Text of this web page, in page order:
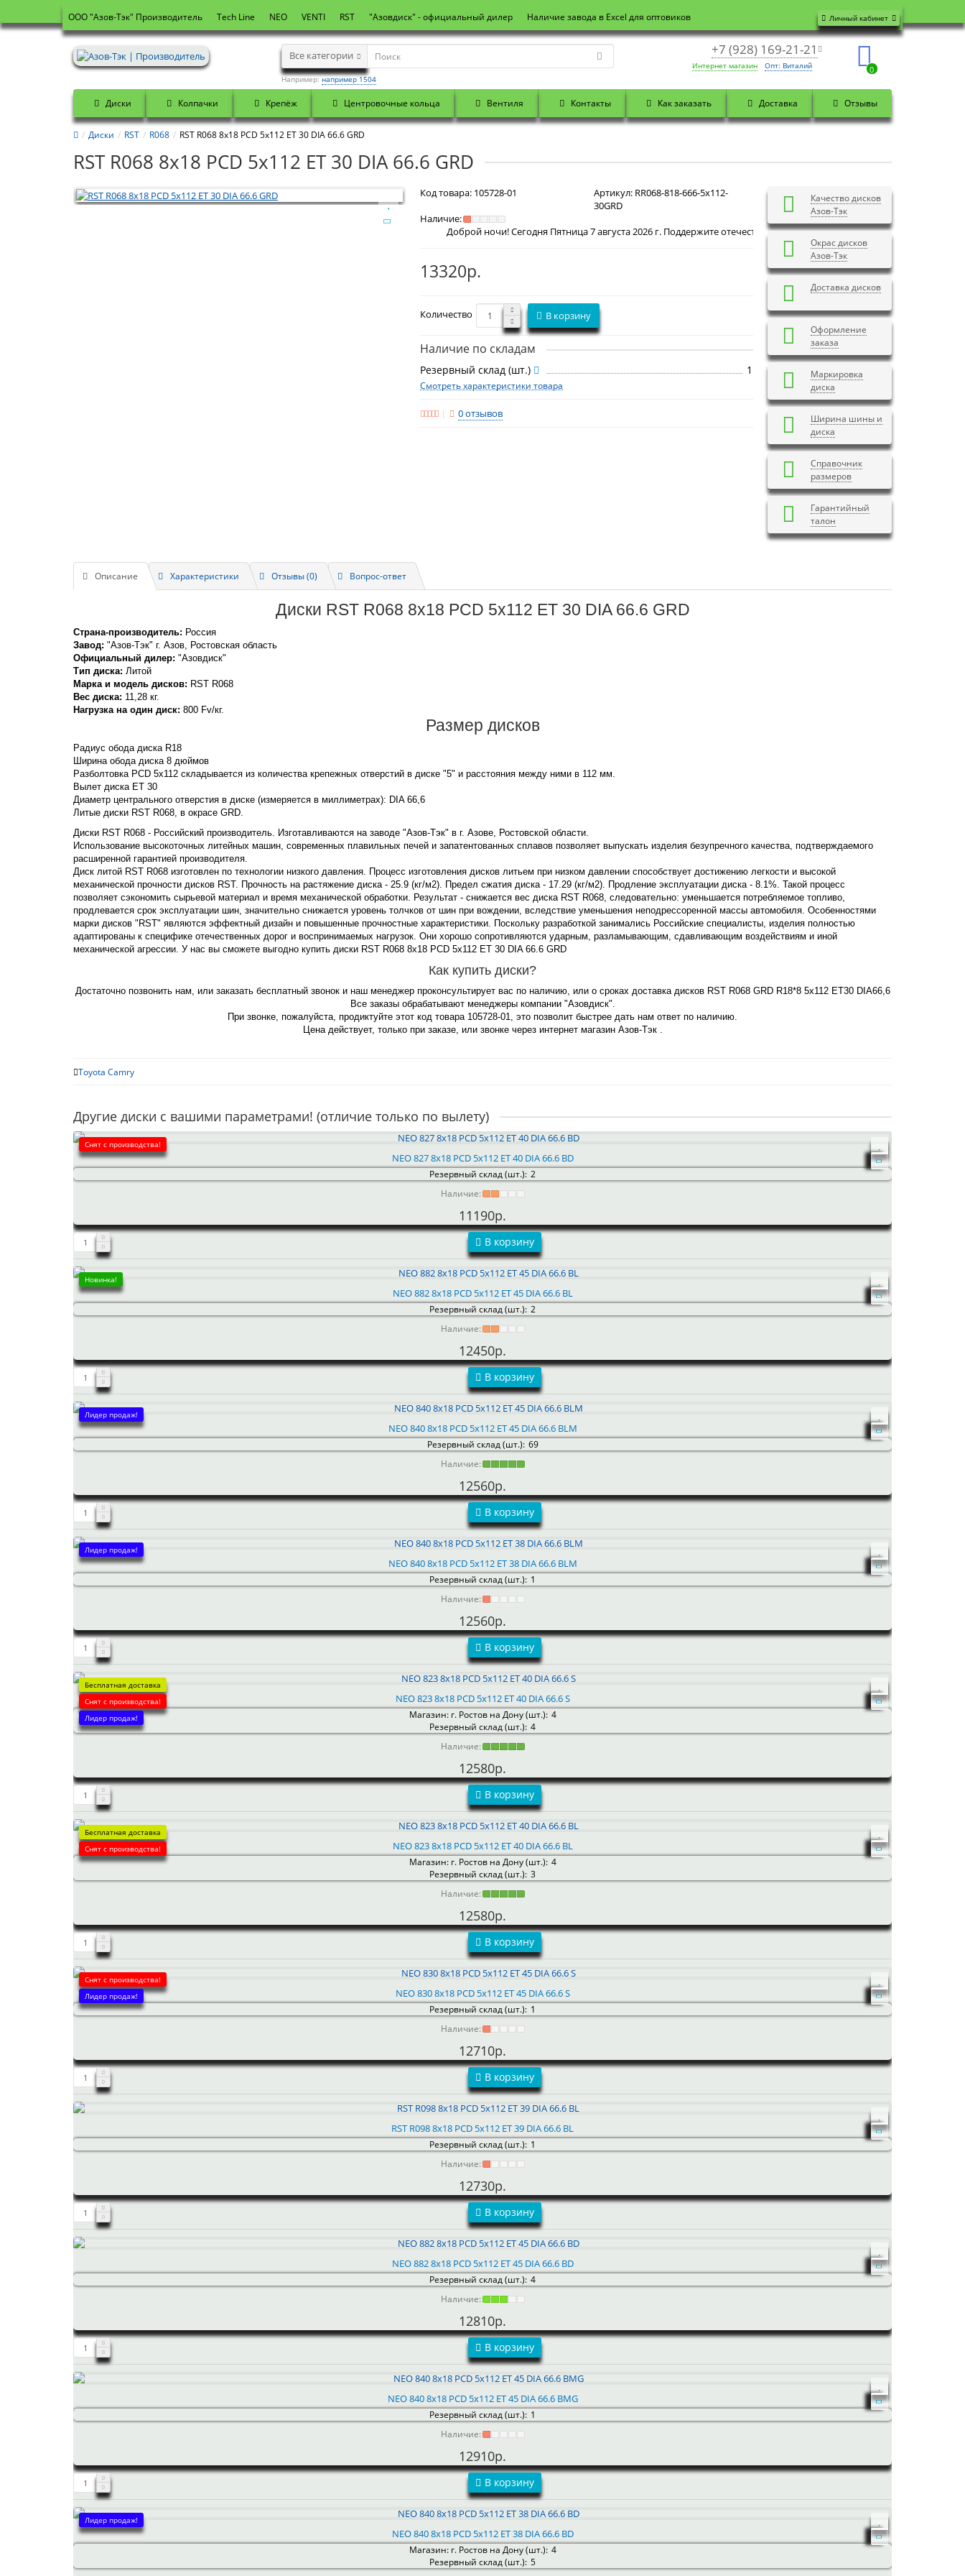
Личный кабинет
OOO "Азов-Тэк" Производитель Tech Line NEO VENTI RST "Азовдиск" - официальный дилер Наличие завода в Excel для оптовиков
+7 (928) 169-21-21
Интернет магазин Опт: Виталий 0
Все категории
Например:например 1504
Диски Колпачки Крепёж Центровочные кольца Вентиля Контакты Как заказать Доставка Отзывы
Диски RST R068 RST R068 8x18 PCD 5x112 ET 30 DIA 66.6 GRD
RST R068 8x18 PCD 5x112 ET 30 DIA 66.6 GRD
Код товара: 105728-01 Артикул:RR068-818-666-5x112-
30GRD
Наличие:
Доброй ночи! СегодняПятница 7 августа 2026 г. Поддержите отечественного производителя! Закажите на официальном
13320р.
Количество В корзину
Наличие по складам
Резервный склад (шт.) 1
Смотреть характеристики товара
0 отзывов
Качество дисков
Азов-Тэк
Окрас дисков
Азов-Тэк
Доставка дисков
Оформление
заказа
Маркировка
диска
Ширина шины и
диска
Справочник
размеров
Гарантийный
талон
Описание Характеристики Отзывы (0) Вопрос-ответ
Диски RST R068 8x18 PCD 5x112 ET 30 DIA 66.6 GRD
Страна-производитель: Россия
Завод: "Азов-Тэк" г. Азов, Ростовская область
Официальный дилер: "Азовдиск"
Тип диска: Литой
Марка и модель дисков: RST R068
Вес диска: 11,28 кг.
Нагрузка на один диск: 800 Fv/кг.
Размер дисков
Радиус обода диска R18
Ширина обода диска 8 дюймов
Разболтовка PCD 5x112 складывается из количества крепежных отверстий в диске "5" и расстояния между ними в 112 мм.
Вылет диска ET 30
Диаметр центрального отверстия в диске (измеряется в миллиметрах): DIA 66,6
Литые диски RST R068, в окрасе GRD.
Диски RST R068 - Российский производитель. Изготавливаются на заводе "Азов-Тэк" в г. Азове, Ростовской области.
Использование высокоточных литейных машин, современных плавильных печей и запатентованных сплавов позволяет выпускать изделия безупречного качества, подтверждаемого
расширенной гарантией производителя.
Диск литой RST R068 изготовлен по технологии низкого давления. Процесс изготовления дисков литьем при низком давлении способствует достижению легкости и высокой
механической прочности дисков RST. Прочность на растяжение диска - 25.9 (кг/м2). Предел сжатия диска - 17.29 (кг/м2). Продление эксплуатации диска - 8.1%. Такой процесс
позволяет сэкономить сырьевой материал и время механической обработки. Результат - снижается вес диска RST R068, следовательно: уменьшается потребляемое топливо,
продлевается срок эксплуатации шин, значительно снижается уровень толчков от шин при вождении, вследствие уменьшения неподрессоренной массы автомобиля. Особенностями
марки дисков "RST" являются эффектный дизайн и повышенные прочностные характеристики. Поскольку разработкой занимались Российские специалисты, изделия полностью
адаптированы к специфике отечественных дорог и воспринимаемых нагрузок. Они хорошо сопротивляются ударным, разламывающим, сдавливающим воздействиям и иной
механической агрессии. У нас вы сможете выгодно купить диски RST R068 8x18 PCD 5x112 ET 30 DIA 66.6 GRD
Как купить диски?
Достаточно позвонить нам, или заказать бесплатный звонок и наш менеджер проконсультирует вас по наличию, или о сроках доставка дисков RST R068 GRD R18*8 5x112 ET30 DIA66,6
Все заказы обрабатывают менеджеры компании "Азовдиск".
При звонке, пожалуйста, продиктуйте этот код товара 105728-01, это позволит быстрее дать нам ответ по наличию.
Цена действует, только при заказе, или звонке через интернет магазин Азов-Тэк .
Toyota Camry
Другие диски с вашими параметрами! (отличие только по вылету)
Снят с производства!
NEO 827 8x18 PCD 5x112 ET 40 DIA 66.6 BD
Резервный склад (шт.): 2
Наличие:
11190р.
В корзину
Новинка!
NEO 882 8x18 PCD 5x112 ET 45 DIA 66.6 BL
Резервный склад (шт.): 2
Наличие:
12450р.
В корзину
Лидер продаж!
NEO 840 8x18 PCD 5x112 ET 45 DIA 66.6 BLM
Резервный склад (шт.): 69
Наличие:
12560р.
В корзину
Лидер продаж!
NEO 840 8x18 PCD 5x112 ET 38 DIA 66.6 BLM
Резервный склад (шт.): 1
Наличие:
12560р.
В корзину
Бесплатная доставка
Снят с производства!
Лидер продаж!
NEO 823 8x18 PCD 5x112 ET 40 DIA 66.6 S
Магазин: г. Ростов на Дону (шт.): 4
Резервный склад (шт.): 4
Наличие:
12580р.
В корзину
Бесплатная доставка
Снят с производства!
NEO 823 8x18 PCD 5x112 ET 40 DIA 66.6 BL
Магазин: г. Ростов на Дону (шт.): 4
Резервный склад (шт.): 3
Наличие:
12580р.
В корзину
Снят с производства!
Лидер продаж!
NEO 830 8x18 PCD 5x112 ET 45 DIA 66.6 S
Резервный склад (шт.): 1
Наличие:
12710р.
В корзину
RST R098 8x18 PCD 5x112 ET 39 DIA 66.6 BL
Резервный склад (шт.): 1
Наличие:
12730р.
В корзину
NEO 882 8x18 PCD 5x112 ET 45 DIA 66.6 BD
Резервный склад (шт.): 4
Наличие:
12810р.
В корзину
NEO 840 8x18 PCD 5x112 ET 45 DIA 66.6 BMG
Резервный склад (шт.): 1
Наличие:
12910р.
В корзину
Лидер продаж!
NEO 840 8x18 PCD 5x112 ET 38 DIA 66.6 BD
Магазин: г. Ростов на Дону (шт.): 4
Резервный склад (шт.): 5